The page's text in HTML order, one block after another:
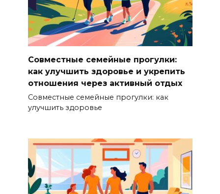
Совместные семейные прогулки:
как улучшить здоровье и укрепить
отношения через активный отдых
Совместные семейные прогулки: как
улучшить здоровье